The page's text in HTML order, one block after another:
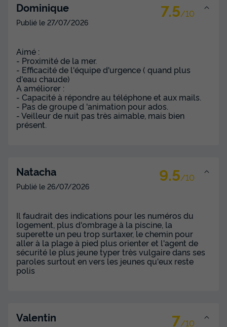
MOBILHOME 6 personnes - Mobil-home |
32m²
Terrasse semi-couverte
MOBILHOME 6 personnes - Mobil-home | Comfort | 3 Ch. |
6 Pers. | Terrasse surélevée
du30/08/2026au06/09/2026
Modifier les dates
Dominique 7.5/10
Publié le 27/07/2026
Aimé :
- Proximité de la mer.
- Efficacité de l'équipe d'urgence ( quand plus
d'eau chaude)
A améliorer :
- Capacité à répondre au téléphone et aux mails.
- Pas de groupe d 'animation pour ados.
- Veilleur de nuit pas très aimable, mais bien
présent.
Natacha 9.5/10
Publié le 26/07/2026
Il faudrait des indications pour les numéros du
logement, plus d'ombrage à la piscine, la
superette un peu trop surtaxer, le chemin pour
aller à la plage à pied plus orienter et l'agent de
sécurité le plus jeune typer très vulgaire dans ses
paroles surtout en vers les jeunes qu'eux reste
polis
Valentin 7/10